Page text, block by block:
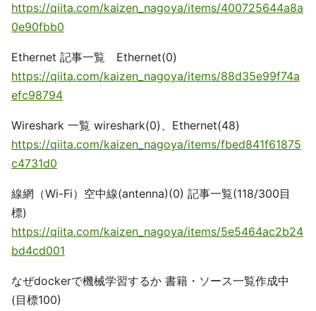
https://qiita.com/kaizen_nagoya/items/400725644a8a
0e90fbb0
Ethernet 記事一覧 Ethernet(0)
https://qiita.com/kaizen_nagoya/items/88d35e99f74a
efc98794
Wireshark 一覧 wireshark(0)、Ethernet(48)
https://qiita.com/kaizen_nagoya/items/fbed841f61875
c4731d0
線網（Wi-Fi）空中線(antenna)(0) 記事一覧(118/300目
標)
https://qiita.com/kaizen_nagoya/items/5e5464ac2b24
bd4cd001
なぜdockerで機械学習するか 書籍・ソース一覧作成中
(目標100)